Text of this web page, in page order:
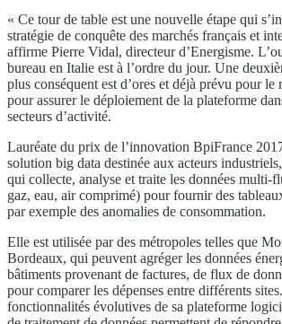
« Ce tour de table est une nouvelle étape qui
stratégie de conquête des marchés français et
affirme Pierre Vidal, directeur d’Energisme.
bureau en Italie est à l’ordre du jour. Une
plus conséquent est d’ores et déjà prévu pour le
pour assurer le déploiement de la plateforme
secteurs d’activité.
Lauréate du prix de l’innovation BpiFrance
solution big data destinée aux acteurs
qui collecte, analyse et traite les données multi-
gaz, eau, air comprimé) pour fournir des
par exemple des anomalies de consommation.
Elle est utilisée par des métropoles telles que
Bordeaux, qui peuvent agréger les données
bâtiments provenant de factures, de flux de
pour comparer les dépenses entre différents
fonctionnalités évolutives de sa plateforme